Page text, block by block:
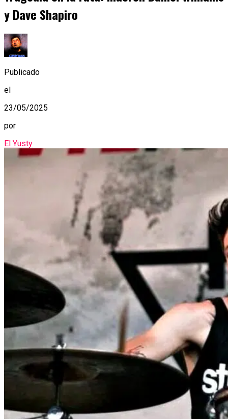
y Dave Shapiro
Publicado
el
23/05/2025
por
El Yusty